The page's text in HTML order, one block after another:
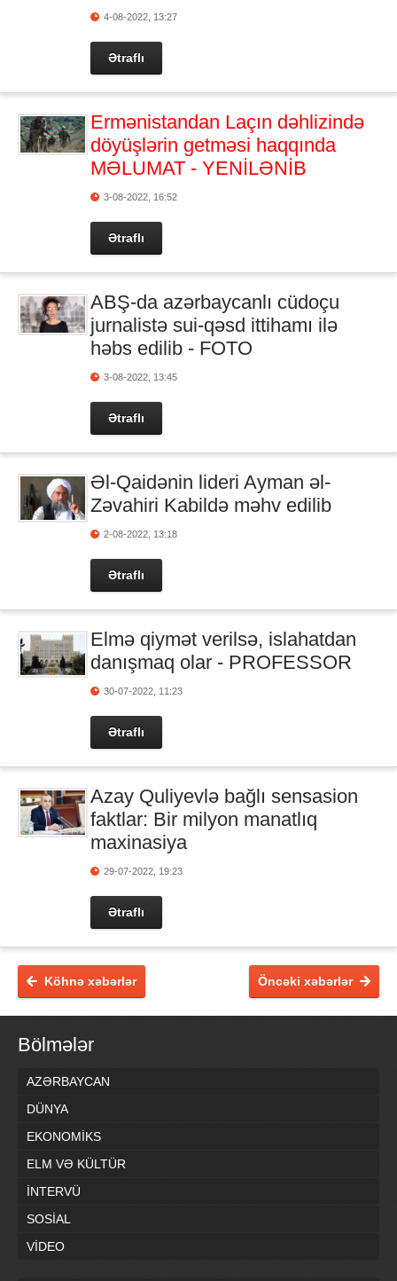
4-08-2022, 13:27
Ətraflı
Ermənistandan Laçın dəhlizində
döyüşlərin getməsi haqqında
MƏLUMAT - YENİLƏNİB
3-08-2022, 16:52
Ətraflı
ABŞ-da azərbaycanlı cüdoçu
jurnalistə sui-qəsd ittihamı ilə
həbs edilib - FOTO
3-08-2022, 13:45
Ətraflı
Əl-Qaidənin lideri Ayman əl-
Zəvahiri Kabildə məhv edilib
2-08-2022, 13:18
Ətraflı
Elmə qiymət verilsə, islahatdan
danışmaq olar - PROFESSOR
30-07-2022, 11:23
Ətraflı
Azay Quliyevlə bağlı sensasion
faktlar: Bir milyon manatlıq
maxinasiya
29-07-2022, 19:23
Ətraflı
Öncəki xəbərlər
Köhnə xəbərlər
Bölmələr
AZƏRBAYCAN
DÜNYA
EKONOMİKS
ELM VƏ KÜLTÜR
İNTERVÜ
SOSİAL
VİDEO